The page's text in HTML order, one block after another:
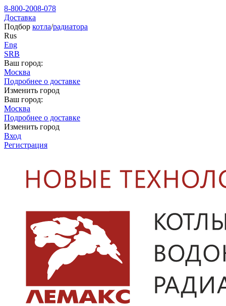
8-800-2008-078
Доставка
Подбор котла/радиатора
Rus
Eng
SRB
Ваш город:
Москва
Подробнее о доставке
Изменить город
Ваш город:
Москва
Подробнее о доставке
Изменить город
Вход
Регистрация